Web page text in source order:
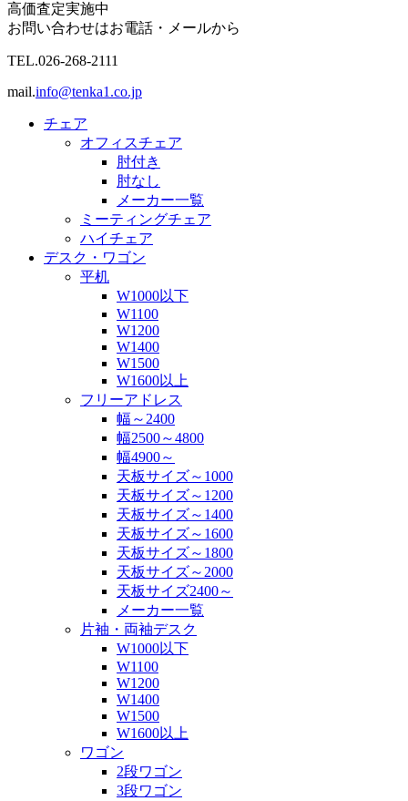
高価査定実施中
お問い合わせはお電話・メールから
TEL.026-268-2111
mail.info@tenka1.co.jp
チェア
オフィスチェア
肘付き
肘なし
メーカー一覧
ミーティングチェア
ハイチェア
デスク・ワゴン
平机
W1000以下
W1100
W1200
W1400
W1500
W1600以上
フリーアドレス
幅～2400
幅2500～4800
幅4900～
天板サイズ～1000
天板サイズ～1200
天板サイズ～1400
天板サイズ～1600
天板サイズ～1800
天板サイズ～2000
天板サイズ2400～
メーカー一覧
片袖・両袖デスク
W1000以下
W1100
W1200
W1400
W1500
W1600以上
ワゴン
2段ワゴン
3段ワゴン